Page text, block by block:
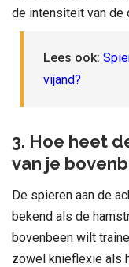
de intensiteit van de
Lees ook:
vijand?
3. Hoe heet
van je
De spieren aan de
bekend als de
bovenbeen wilt
zowel knieflexie als